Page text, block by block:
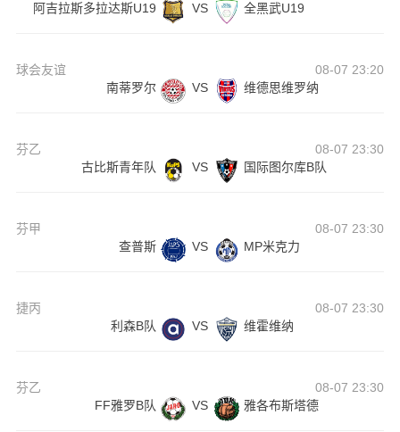
阿吉拉斯多拉达斯U19
VS 全黑武U19
球会友谊
08-07 23:20
南蒂罗尔
VS 维德思维罗纳
芬乙
08-07 23:30
古比斯青年队
VS 国际图尔库B队
芬甲
08-07 23:30
查普斯
VS MP米克力
捷丙
08-07 23:30
利森B队
VS 维霍维纳
芬乙
08-07 23:30
FF雅罗B队
VS 雅各布斯塔德